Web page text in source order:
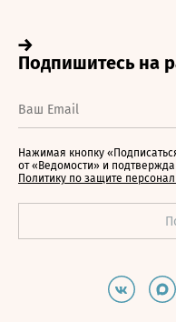
Нажимая кнопку
от «Ведомости» и
Политику по защите